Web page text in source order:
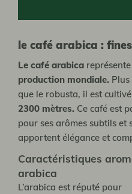
le café arabica :
Le café arabica
production mondiale.
que le robusta, il est
2300 mètres. Ce café est
pour ses arômes subtils et
apportent élégance et
Caractéristiques
arabica
L’arabica est réputé pour